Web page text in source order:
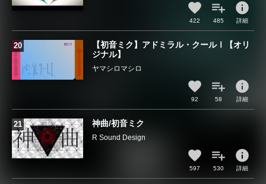
422 485
info
詳細
【初音ミク】アドミラル・クールⅠ【オリ
ジナル】
ヤマシロマシロ
92 58
info
詳細
神曲/初音ミク
R Sound Design
597 530
info
詳細